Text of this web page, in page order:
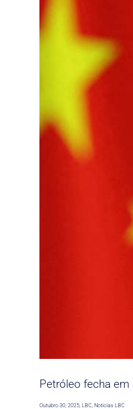
Petróleo fecha
Outubro 30, 2025 ,LBC Noticias LBC